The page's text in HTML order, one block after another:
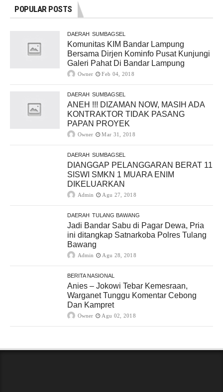
POPULAR POSTS
DAERAH SUMBAGSEL
Komunitas KIM Bandar Lampung
Bersama Dirjen Kominfo Pusat Kunjungi
Galeri Pahat Di Bandar Lampung
Owner Feb 04, 2018
DAERAH SUMBAGSEL
ANEH !!! DIZAMAN NOW, MASIH ADA
KONTRAKTOR TIDAK PASANG
PAPAN PROYEK
Owner Mar 31, 2018
DAERAH SUMBAGSEL
DIANGGAP PELANGGARAN BERAT 11
SISWI SMKN 1 MUARA ENIM
DIKELUARKAN
Admin Agu 27, 2018
DAERAH TULANG BAWANG
Jadi Bandar Sabu di Pagar Dewa, Pria
ini ditangkap Satnarkoba Polres Tulang
Bawang
Admin Agu 28, 2018
BERITA NASIONAL
Anies – Jokowi Tebar Kemesraan,
Warganet Tunggu Komentar Cebong
Dan Kampret
Owner Agu 02, 2018